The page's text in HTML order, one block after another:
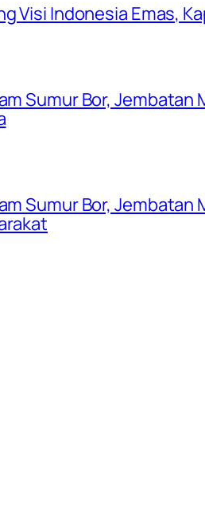
Visi Indonesia Emas,
Sumur Bor, Jembatan
Sumur Bor, Jembatan